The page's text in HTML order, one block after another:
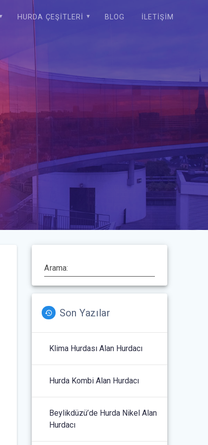
HURDA ÇEŞITLERI BLOG İLETIŞIM
Arama:
Son Yazılar
Klima Hurdası Alan Hurdacı
Hurda Kombi Alan Hurdacı
Beylikdüzü’de Hurda Nikel Alan
Hurdacı